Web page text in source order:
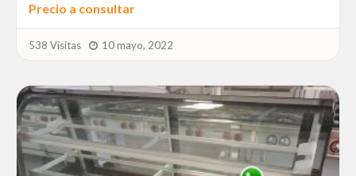
Precio a consultar
538 Visitas 10 mayo, 2022